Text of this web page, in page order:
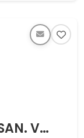
GRESAN YAĞ VE MAK. SAN. VE TİC. A.Ş.